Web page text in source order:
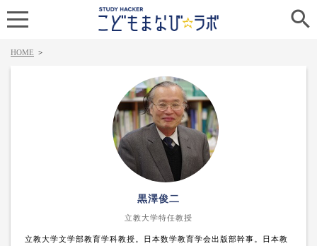

HOME >
黒澤俊二
立教大学特任教授
立教大学文学部教育学科教授。日本数学教育学会出版部幹事。日本教